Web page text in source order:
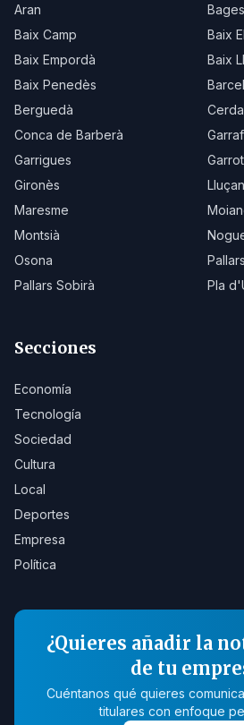
Aran
Bages
Baix Camp
Baix
Baix Empordà
Baix
Baix Penedès
Berguedà
Conca de Barberà
Garraf
Garrigues
Gironès
Maresme
Montsià
Osona
Pallars Sobirà
Pla
Secciones
Economía
Tecnología
Sociedad
Cultura
Local
Deportes
Empresa
Política
¿Quieres añadir la
de tu
Cuéntanos qué quieres
titulares con enfoque